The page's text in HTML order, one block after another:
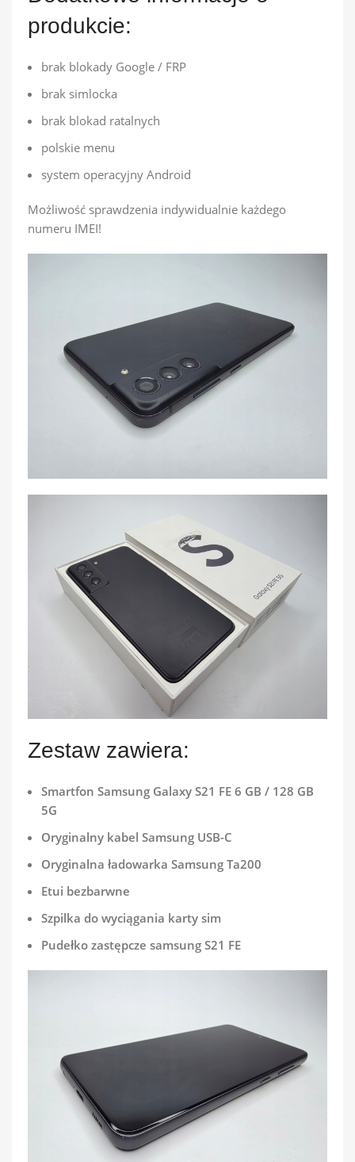
produkcie:
brak blokady Google / FRP
brak simlocka
brak blokad ratalnych
polskie menu
system operacyjny Android
Możliwość sprawdzenia indywidualnie każdego
numeru IMEI!
Zestaw zawiera:
Smartfon Samsung Galaxy S21 FE 6 GB / 128 GB
5G
Oryginalny kabel Samsung USB-C
Oryginalna ładowarka Samsung Ta200
Etui bezbarwne
Szpilka do wyciągania karty sim
Pudełko zastępcze samsung S21 FE